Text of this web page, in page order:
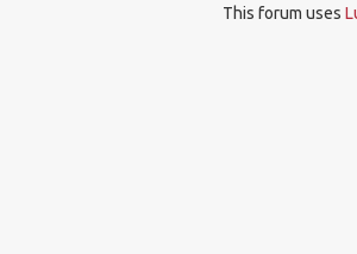
This forum uses